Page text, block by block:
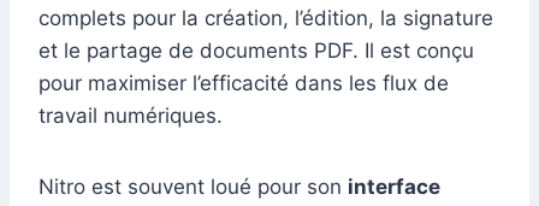
complets pour la création, l’édition, la signature
et le partage de documents PDF. Il est conçu
pour maximiser l’efficacité dans les flux de
travail numériques.
Nitro est souvent loué pour son interface